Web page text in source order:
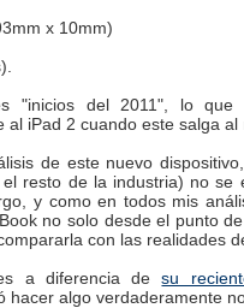
x 10mm)
"inicios del 2011", lo que
al iPad 2 cuando este salga al
de este nuevo
resto de la industria) no se
y como en todos mis
no solo desde el punto
con las realidades
a diferencia desu
hacer algo verdaderamente